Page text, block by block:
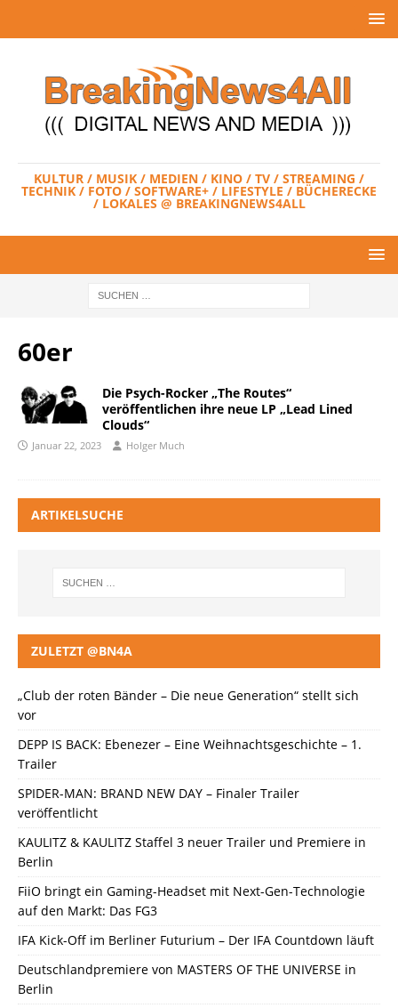
KULTUR / MUSIK / MEDIEN / KINO / TV / STREAMING /
TECHNIK / FOTO / SOFTWARE+ / LIFESTYLE / BÜCHERECKE
/ LOKALES @ BREAKINGNEWS4ALL
60er
Die Psych-Rocker „The Routes“
veröffentlichen ihre neue LP „Lead Lined
Clouds“
Januar 22, 2023 Holger Much
ARTIKELSUCHE
ZULETZT @BN4A
„Club der roten Bänder – Die neue Generation“ stellt sich
vor
DEPP IS BACK: Ebenezer – Eine Weihnachtsgeschichte – 1.
Trailer
SPIDER-MAN: BRAND NEW DAY – Finaler Trailer
veröffentlicht
KAULITZ & KAULITZ Staffel 3 neuer Trailer und Premiere in
Berlin
FiiO bringt ein Gaming-Headset mit Next-Gen-Technologie
auf den Markt: Das FG3
IFA Kick-Off im Berliner Futurium – Der IFA Countdown läuft
Deutschlandpremiere von MASTERS OF THE UNIVERSE in
Berlin